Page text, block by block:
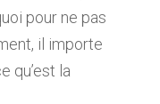
pour ne pas
il importe
qu’est la